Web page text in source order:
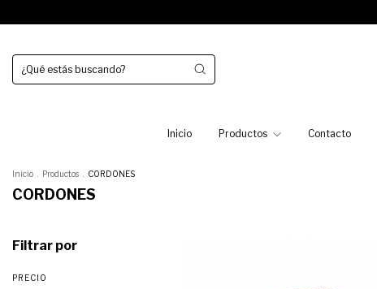
Inicio Productos Contacto
Inicio Productos CORDONES
CORDONES
Filtrar por
PRECIO